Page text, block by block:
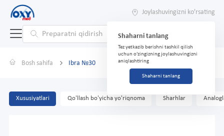
Joylashuvingizni ko'rsating
Shaharni tanlang
Tez yetkazib berishni tashkil qilish
uchun o'zingizning joylashuvingizni
aniqlashtiring
Shaharni tanlang
Bosh sahifa Ibra №30
Xususiyatlari Qo'llash bo'yicha yo'riqnoma Sharhlar